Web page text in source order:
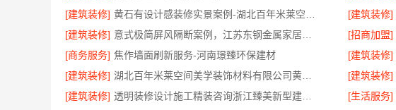
[建筑装修]
[建筑装修]
[建筑装修]
[招商加盟]
[商务服务] 焦作墙面刷新服务-河南璟臻环保建材 [建筑装修]
[建筑装修]
[建筑装修]
[建筑装修]
[生活服务]